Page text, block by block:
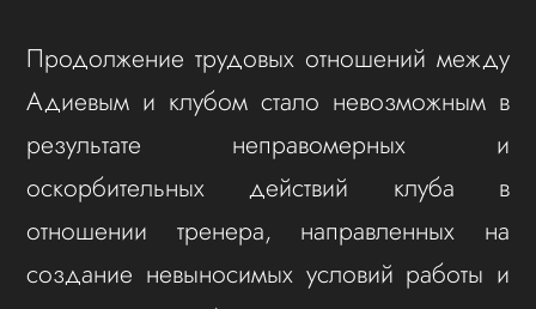
Продолжение трудовых отношений между
Адиевым и клубом стало невозможным в
результате неправомерных и
оскорбительных действий клуба в
отношении тренера, направленных на
создание невыносимых условий работы и